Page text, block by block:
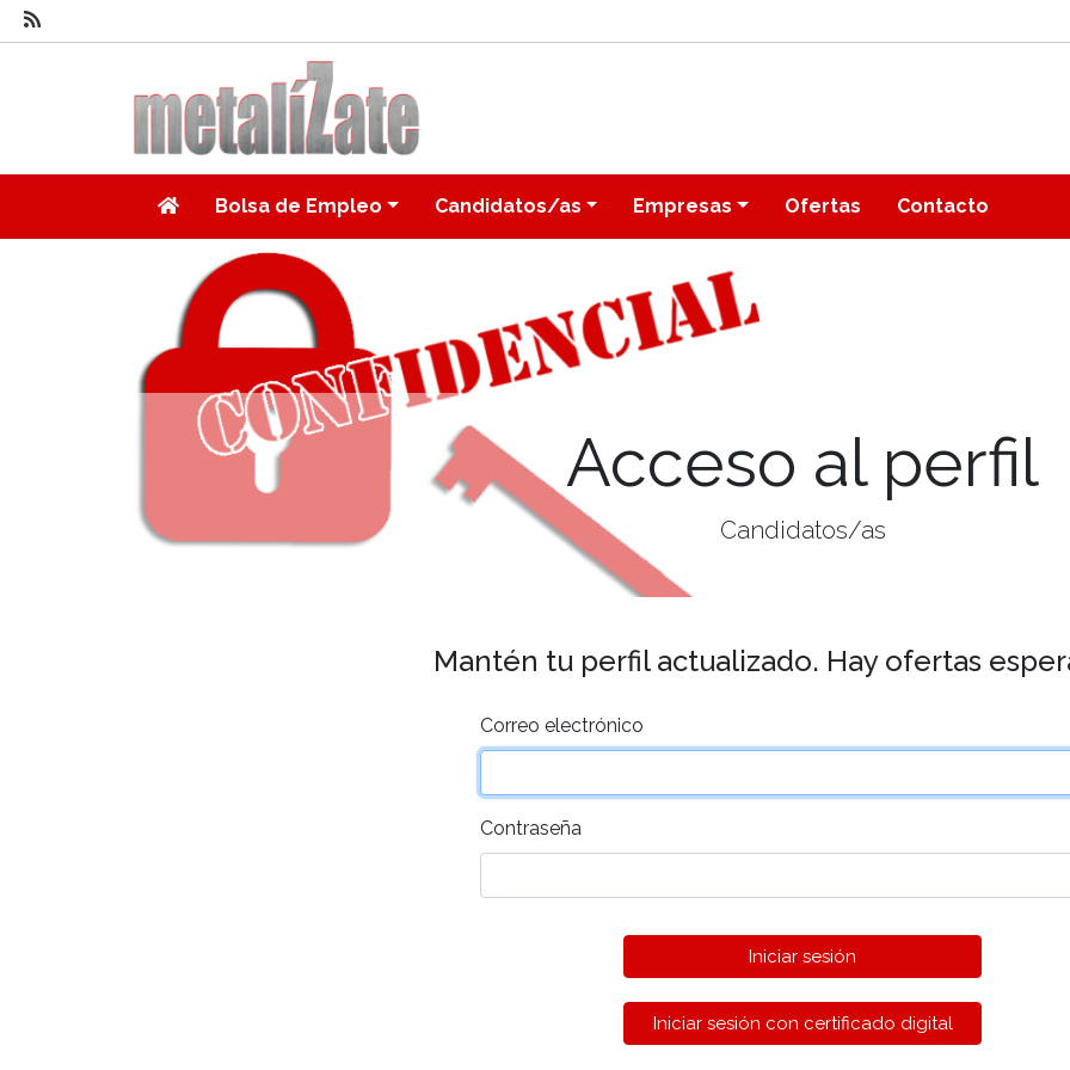
Bolsa de Empleo Candidatos/as Empresas Ofertas Contacto
Acceso al perfil
Candidatos/as
Mantén tu perfil actualizado. Hay ofertas
Correo electrónico
Contraseña